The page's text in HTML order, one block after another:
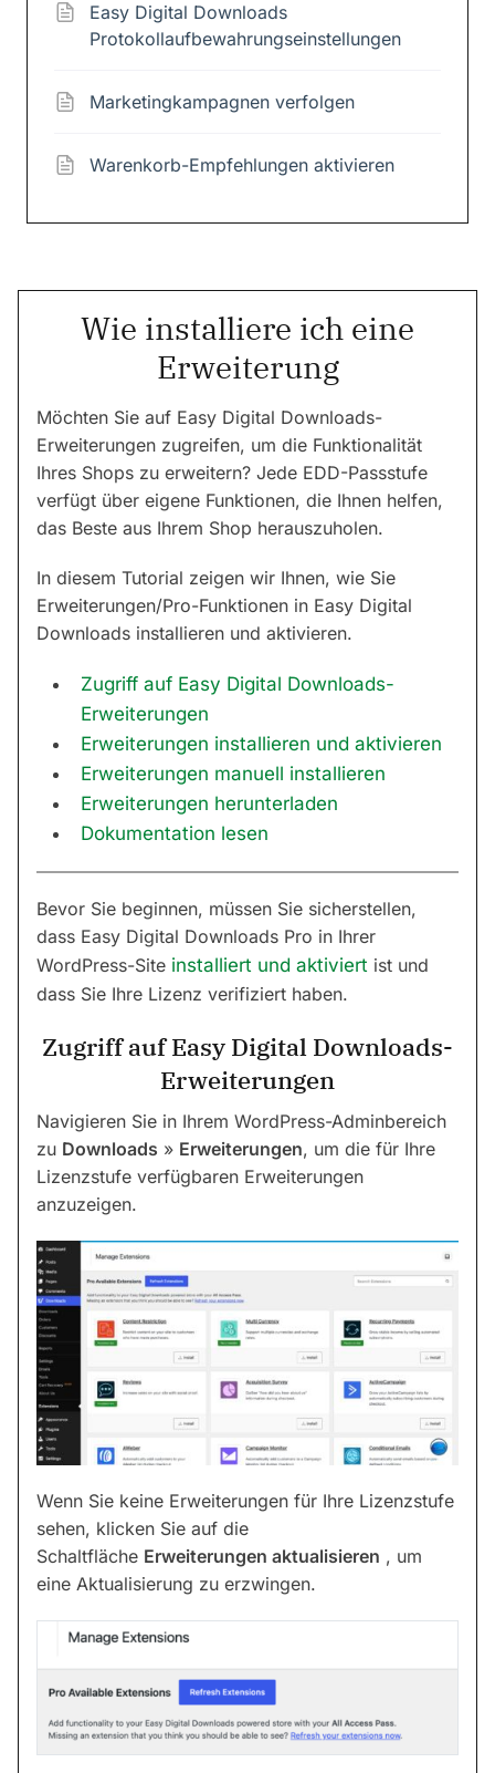
Easy Digital Downloads
Protokollaufbewahrungseinstellungen
Marketingkampagnen verfolgen
Warenkorb-Empfehlungen aktivieren
Wie installiere ich eine
Erweiterung
Möchten Sie auf Easy Digital Downloads-
Erweiterungen zugreifen, um die Funktionalität
Ihres Shops zu erweitern? Jede EDD-Passstufe
verfügt über eigene Funktionen, die Ihnen helfen,
das Beste aus Ihrem Shop herauszuholen.
In diesem Tutorial zeigen wir Ihnen, wie Sie
Erweiterungen/Pro-Funktionen in Easy Digital
Downloads installieren und aktivieren.
Zugriff auf Easy Digital Downloads-
Erweiterungen
Erweiterungen installieren und aktivieren
Erweiterungen manuell installieren
Erweiterungen herunterladen
Dokumentation lesen
Bevor Sie beginnen, müssen Sie sicherstellen,
dass Easy Digital Downloads Pro in Ihrer
WordPress-Site installiert und aktiviert ist und
dass Sie Ihre Lizenz verifiziert haben.
Zugriff auf Easy Digital Downloads-
Erweiterungen
Navigieren Sie in Ihrem WordPress-Adminbereich
zu Downloads » Erweiterungen, um die für Ihre
Lizenzstufe verfügbaren Erweiterungen
anzuzeigen.
Wenn Sie keine Erweiterungen für Ihre Lizenzstufe
sehen, klicken Sie auf die
Schaltfläche Erweiterungen aktualisieren , um
eine Aktualisierung zu erzwingen.